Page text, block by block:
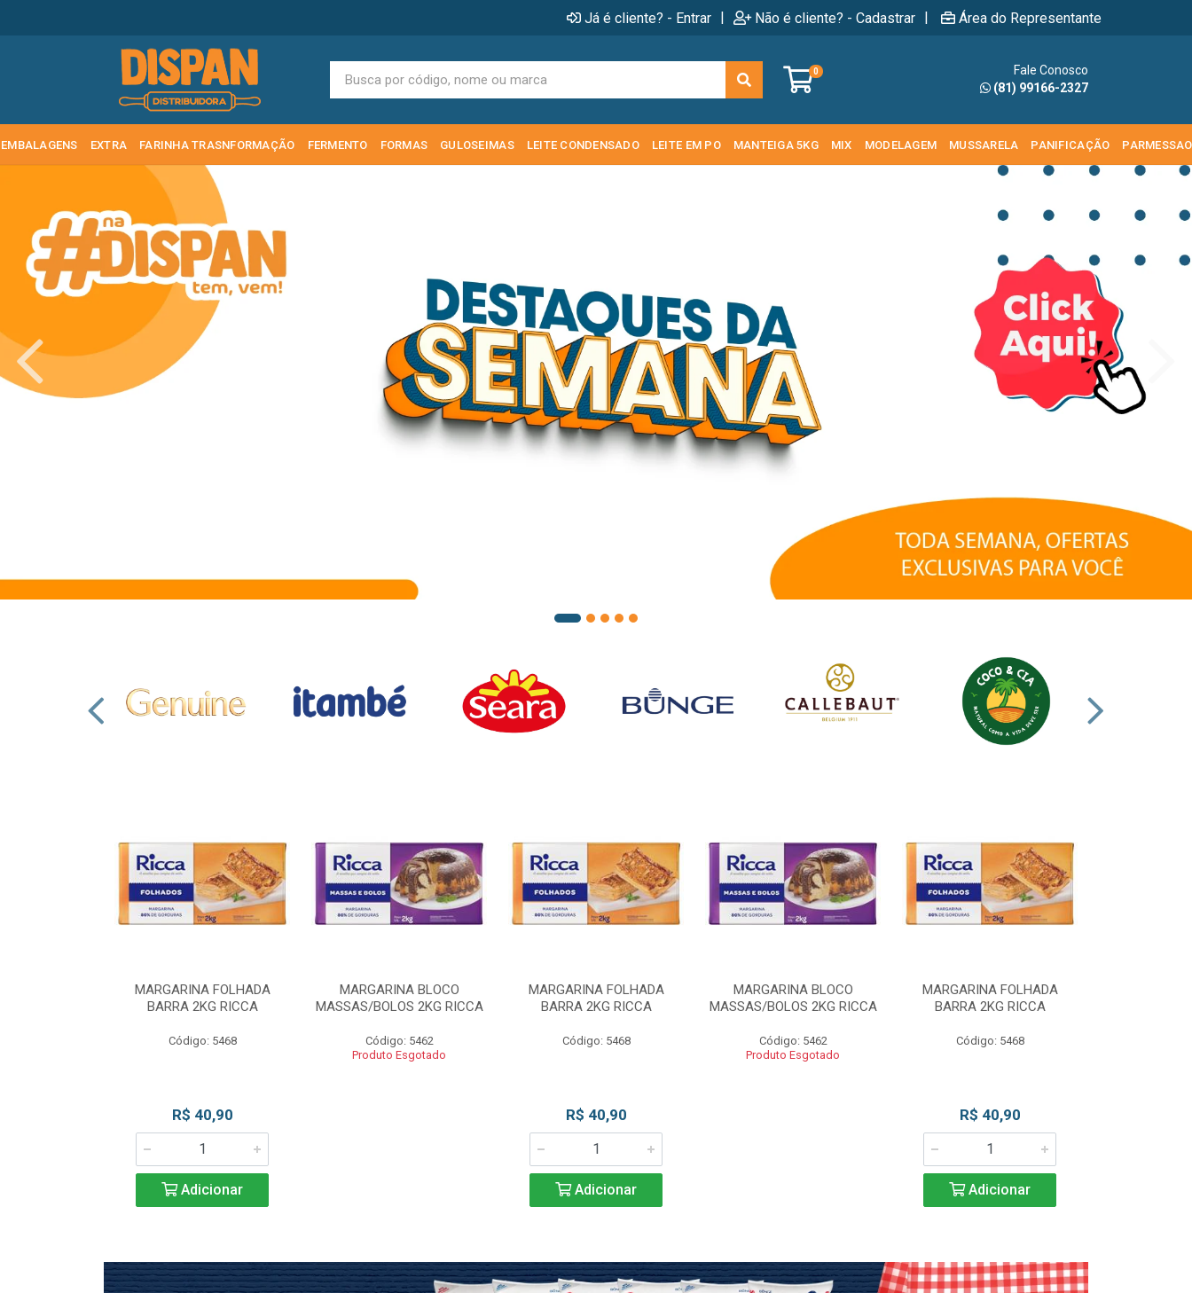
Já é cliente? - Entrar | Não é cliente? - Cadastrar | Área do Representante
0
Fale Conosco
(81) 99166-2327
EMBALAGENS EXTRA FARINHA TRASNFORMAÇÃO FERMENTO FORMAS GULOSEIMAS LEITE CONDENSADO LEITE EM PO MANTEIGA 5KG MIX MODELAGEM MUSSARELA PANIFICAÇÃO PARMESSAO
MARGARINA FOLHADA
BARRA 2KG RICCA
Código: 5468
R$ 40,90
Adicionar
MARGARINA BLOCO
MASSAS/BOLOS 2KG RICCA
Código: 5462
Produto Esgotado
MARGARINA FOLHADA
BARRA 2KG RICCA
Código: 5468
R$ 40,90
Adicionar
MARGARINA BLOCO
MASSAS/BOLOS 2KG RICCA
Código: 5462
Produto Esgotado
MARGARINA FOLHADA
BARRA 2KG RICCA
Código: 5468
R$ 40,90
Adicionar